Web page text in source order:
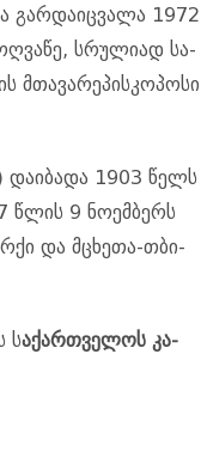
გარ­და­იც­ვა­ლა 1972
სრუ­ლი­ად სა­
მთა­ვა­რე­პის­კო­პო­სი
და­ი­ბა­და 1903 წელს
წლის 9 ნო­ემ­ბერს
და მცხე­თა-თბი­
სა­ქარ­თვე­ლოს კა­